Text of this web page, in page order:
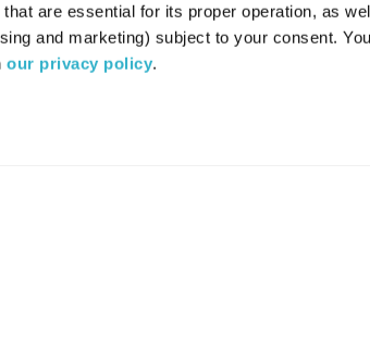
are essential for its proper operation, as
and marketing) subject to your consent.
our privacy policy.